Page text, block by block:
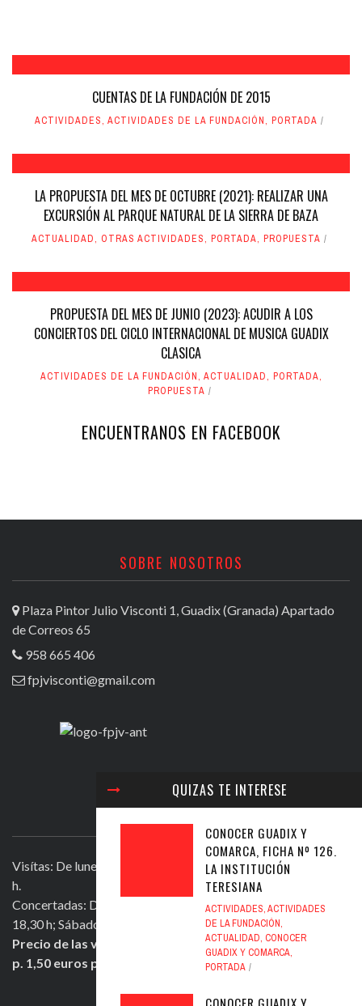
CUENTAS DE LA FUNDACIÓN DE 2015
ACTIVIDADES, ACTIVIDADES DE LA FUNDACIÓN, PORTADA
LA PROPUESTA DEL MES DE OCTUBRE (2021): REALIZAR UNA
EXCURSIÓN AL PARQUE NATURAL DE LA SIERRA DE BAZA
ACTUALIDAD, OTRAS ACTIVIDADES, PORTADA, PROPUESTA
PROPUESTA DEL MES DE JUNIO (2023): ACUDIR A LOS
CONCIERTOS DEL CICLO INTERNACIONAL DE MUSICA GUADIX
CLASICA
ACTIVIDADES DE LA FUNDACIÓN, ACTUALIDAD, PORTADA,
PROPUESTA
QUIZAS TE INTERESE
CONOCER GUADIX Y
COMARCA, FICHA Nº 126.
LA INSTITUCIÓN
TERESIANA
ACTIVIDADES,ACTIVIDADES
DE LA FUNDACIÓN,
ACTUALIDAD, CONOCER
GUADIX Y COMARCA,
PORTADA
ENCUENTRANOS EN FACEBOOK
SOBRE NOSOTROS
Plaza Pintor Julio Visconti 1, Guadix (Granada) Apartado
de Correos 65
958 665 406
fpjvisconti@gmail.com
VISITAR LA FUNDACIÓN
Visítas: De lunes a viernes, excepto festivos, de 11,30 a 13,30
h.
Concertadas: De lunes a viernes excepto festivos, de 16,30 a
18,30 h; Sábados mañana de 11,30 a 13,30 h.
Precio de las visitas: Individual 2 euros. Grupos + de 10
p. 1,50 euros persona.